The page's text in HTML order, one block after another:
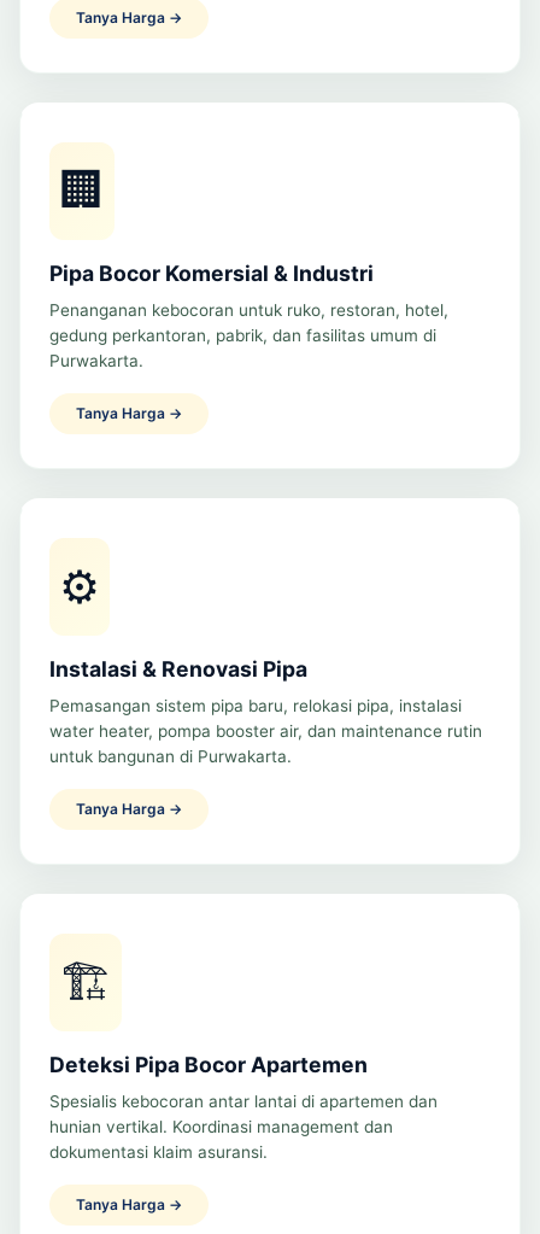
Tanya Harga →
🏢
Pipa Bocor Komersial & Industri
Penanganan kebocoran untuk ruko, restoran, hotel,
gedung perkantoran, pabrik, dan fasilitas umum di
Purwakarta.
Tanya Harga →
⚙️
Instalasi & Renovasi Pipa
Pemasangan sistem pipa baru, relokasi pipa, instalasi
water heater, pompa booster air, dan maintenance rutin
untuk bangunan di Purwakarta.
Tanya Harga →
🏗️
Deteksi Pipa Bocor Apartemen
Spesialis kebocoran antar lantai di apartemen dan
hunian vertikal. Koordinasi management dan
dokumentasi klaim asuransi.
Tanya Harga →